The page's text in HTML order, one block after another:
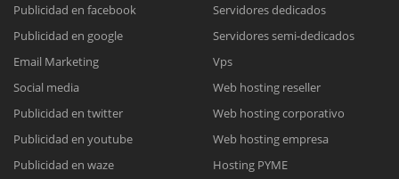
Reunión online
Nuestros ejecutivos le enviarán un correo electrónico con el enlace a
Cotización
Complete el formulario y nos contactaremos a la brevedad.
Chat Online
Todos nuestros ejecutivos están fuera de línea. Complete el formulario
para enviarnos un correo electrónico con sus datos personales.
Publicidad en facebook
Publicidad en google
Email Marketing
Social media
Publicidad en twitter
Publicidad en youtube
Publicidad en waze
Servidores dedicados
Servidores semi-dedicados
Vps
Web hosting reseller
Web hosting corporativo
Web hosting empresa
Hosting PYME